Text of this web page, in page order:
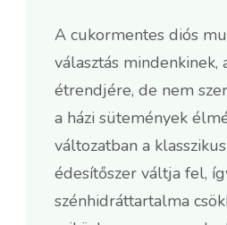
A cukormentes diós
választás mindenkinek,
étrendjére, de nem
a házi sütemények
változatban a
édesítőszer váltja fel,
szénhidráttartalma